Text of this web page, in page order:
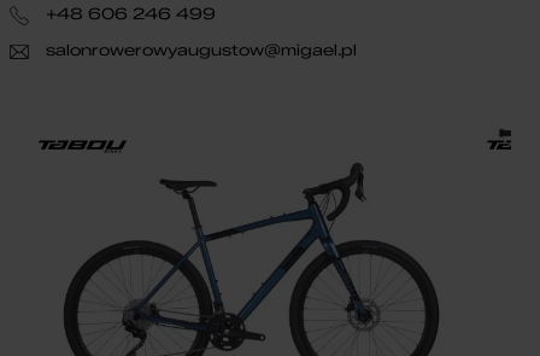
+48 606 246 499
salonrowerowyaugustow@migael.pl